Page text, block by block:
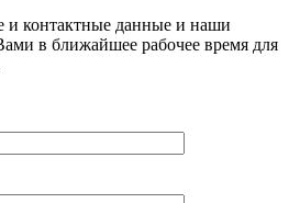
и контактные данные и наши
в ближайшее рабочее время для